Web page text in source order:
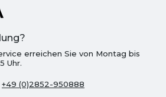
erreichen Sie von Montag bis
Uhr.
+49 (0)2852-950888